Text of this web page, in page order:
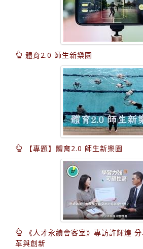
體育2.0 師生新樂園
【專題】體育2.0 師生新樂園
《人才永續會客室》專訪許輝煌
革與創新